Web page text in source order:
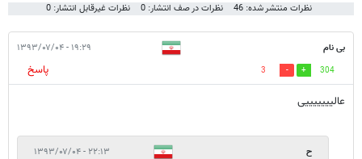
نظرات منتشر شده: 46 نظرات در صف انتشار: 0 نظرات غیرقابل انتشار: 0
بی نام ۱۹:۲۹ - ۱۳۹۳/۰۷/۰۴
304
3
پاسخ
عالیییییییی
ح ۲۲:۱۳ - ۱۳۹۳/۰۷/۰۴